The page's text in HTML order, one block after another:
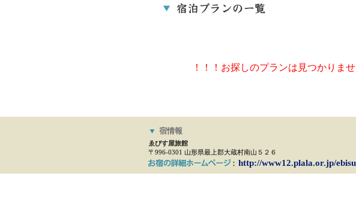
！！！お探しのプランは見つかりま
▼ 宿情報
ゑびす屋旅館
〒996-0301 山形県最上郡大蔵村南山５２６
http://www12.plala.or.jp/